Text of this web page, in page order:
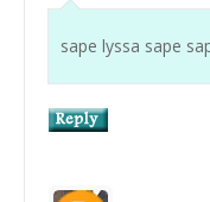
sape lyssa sape